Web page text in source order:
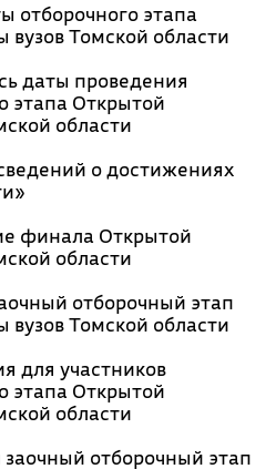
отборочного этапа
Томской области
даты проведения
этапа Открытой
области
о достижениях
финала Открытой
области
отборочный этап
Томской области
для участников
этапа Открытой
области
заочный отборочный этап